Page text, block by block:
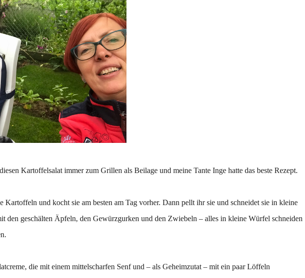
Kartoffelsalat immer zum Grillen als Beilage und meine Tante Inge hatte das beste Rezept.
Kartoffeln und kocht sie am besten am Tag vorher. Dann pellt ihr sie und schneidet sie in kleine
den geschälten Äpfeln, den Gewürzgurken und den Zwiebeln – alles in kleine Würfel schneiden
die mit einem mittelscharfen Senf und – als Geheimzutat – mit ein paar Löffeln